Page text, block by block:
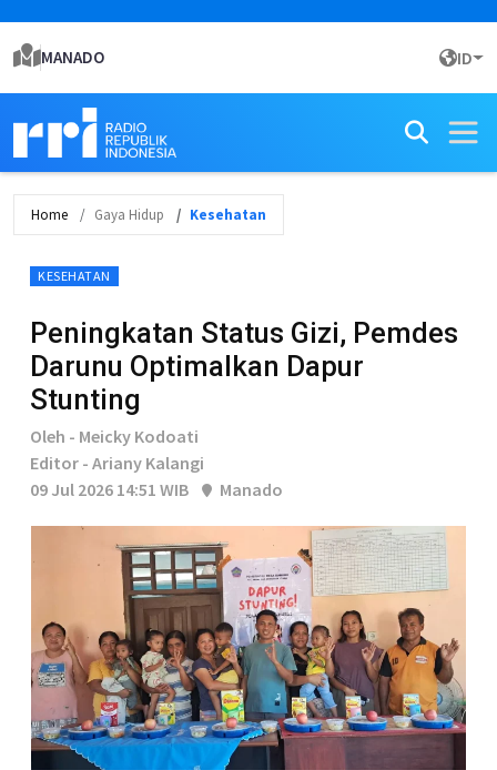
MANADO ID
Home Gaya Hidup Kesehatan
KESEHATAN
Peningkatan Status Gizi, Pemdes
Darunu Optimalkan Dapur
Stunting
Oleh - Meicky Kodoati
Editor - Ariany Kalangi
09 Jul 2026 14:51 WIB
Manado